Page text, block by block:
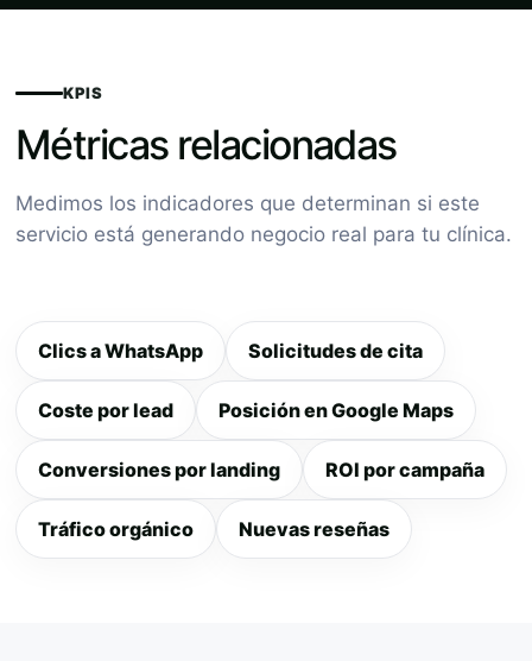
KPIS
Métricas relacionadas
Medimos los indicadores que determinan si este
servicio está generando negocio real para tu clínica.
Clics a WhatsApp Solicitudes de cita
Coste por lead Posición en Google Maps
Conversiones por landing ROI por campaña
Tráfico orgánico Nuevas reseñas